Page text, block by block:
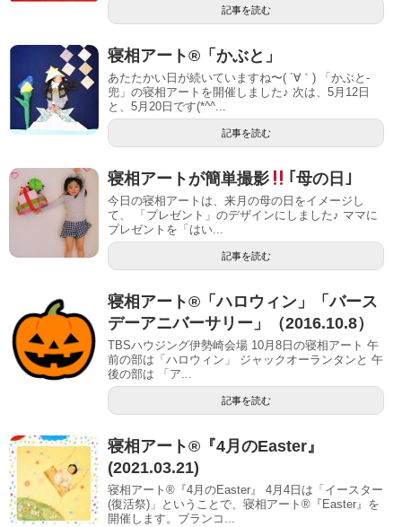
記事を読む
寝相アート®︎「かぶと」
あたたかい日が続いていますね〜( ´∀｀) 「かぶと-
兜」の寝相アートを開催しました♪ 次は、5月12日
と、5月20日です(*^^...
記事を読む
寝相アートが簡単撮影 ｢母の日｣
今日の寝相アートは、来月の母の日をイメージし
て、 「プレゼント」のデザインにしました♪ ママに
プレゼントを「はい...
記事を読む
寝相アート®「ハロウィン」「バース
デーアニバーサリー」（2016.10.8）
TBSハウジング伊勢崎会場 10月8日の寝相アート 午
前の部は「ハロウィン」 ジャックオーランタンと 午
後の部は 「ア...
記事を読む
寝相アート®『4月のEaster』
(2021.03.21)
寝相アート®『4月のEaster』 4月4日は「イースター
(復活祭)」ということで、寝相アート®︎『Easter』を
開催します。ブランコ...